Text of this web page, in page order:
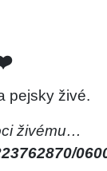
pejsky živé.
živému…